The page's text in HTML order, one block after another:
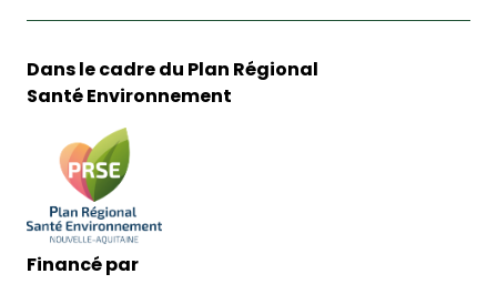
Dans le cadre du Plan Régional
Santé Environnement
Financé par